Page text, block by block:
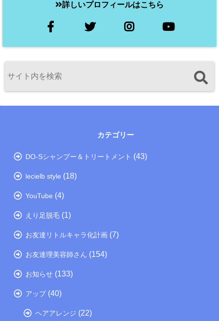
詳しいプロフィールはこちら
カテゴリー
DO-Sシャンプー＆トリートメント (43)
lecielb style (18)
YouTube (4)
えり足脱毛 (1)
お友達リトルキャラ化計画 (7)
お友達理美容師さん (154)
お知らせ (133)
アップ(40)
ヘアアレンジ (22)